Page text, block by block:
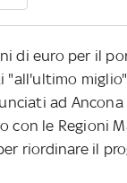
di euro per il
ad Ancona
le Regioni
riordinare il